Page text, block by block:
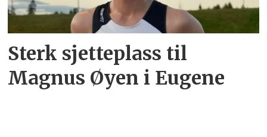
Sterk sjetteplass til
Magnus Øyen i Eugene